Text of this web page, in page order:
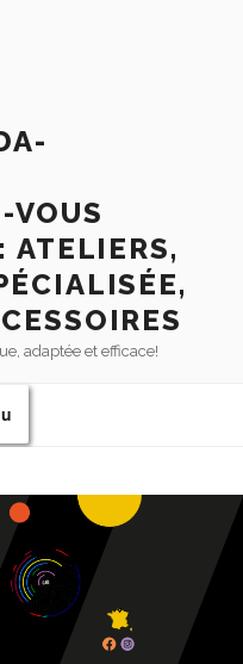
VOUS
ATELIERS,
adaptée et efficace!